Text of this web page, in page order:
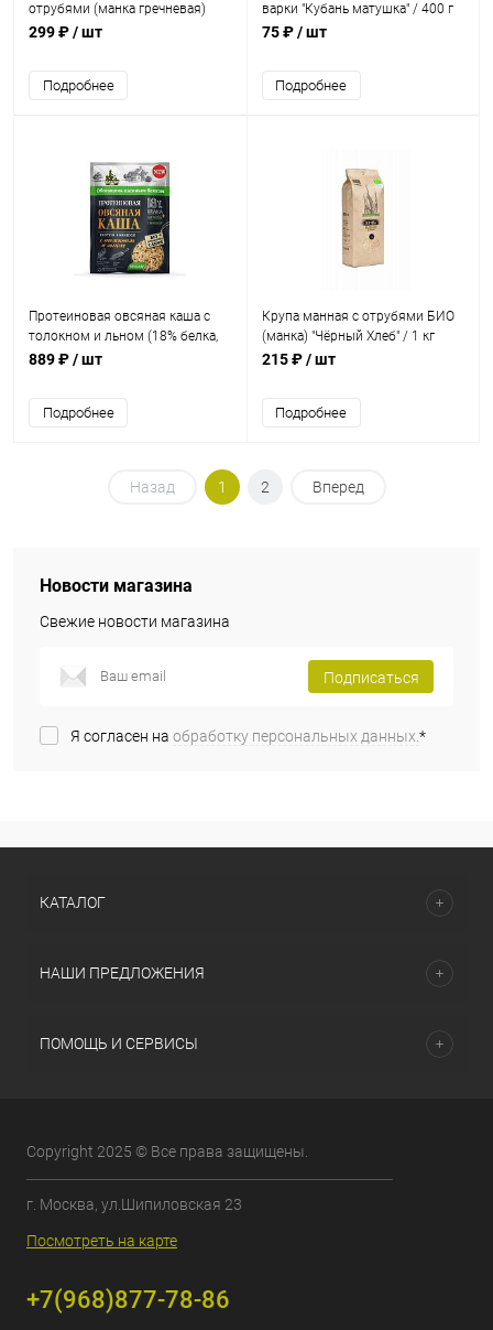
отрубями (манка гречневая)
"Оргтиум" / 500 г
299 ₽/ шт
Подробнее
варки "Кубань матушка" / 400 г
75 ₽/ шт
Подробнее
Протеиновая овсяная каша с
толокном и льном (18% белка,
vegan) "Bionova" / коробка 14шт
889 ₽/ шт
Подробнее
Крупа манная с отрубями БИО
(манка) "Чёрный Хлеб" / 1 кг
215 ₽/ шт
Подробнее
Назад 1 2 Вперед
Новости магазина
Свежие новости магазина
Подписаться
Я согласен на обработку персональных данных.*
КАТАЛОГ
НАШИ ПРЕДЛОЖЕНИЯ
ПОМОЩЬ И СЕРВИСЫ
Copyright 2025 © Все права защищены.
г. Москва, ул.Шипиловская 23
Посмотреть на карте
+7(968)877-78-86